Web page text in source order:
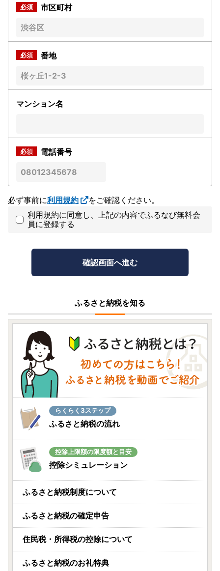
市区町村
番地
マンション名
電話番号
必ず事前に利用規約
をご確認ください。
利用規約に同意し、上記の内容でふるなび無料会
員に登録する
ふるさと納税を知る
らくらく3ステップ
ふるさと納税の流れ
控除上限額の限度額と目安
控除シミュレーション
ふるさと納税制度について
ふるさと納税の確定申告
住民税・所得税の控除について
ふるさと納税のお礼特典